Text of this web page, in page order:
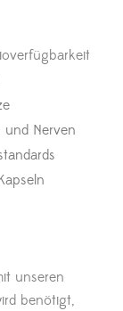
Nerven
unseren
benötigt,